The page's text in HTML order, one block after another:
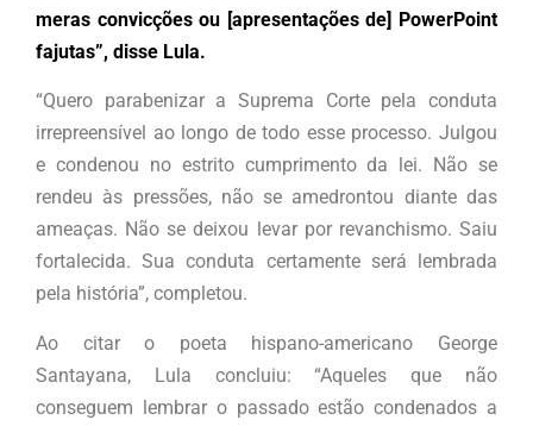
meras convicções ou [apresentações de] PowerPoint
fajutas”, disse Lula.
“Quero parabenizar a Suprema Corte pela conduta
irrepreensível ao longo de todo esse processo. Julgou
e condenou no estrito cumprimento da lei. Não se
rendeu às pressões, não se amedrontou diante das
ameaças. Não se deixou levar por revanchismo. Saiu
fortalecida. Sua conduta certamente será lembrada
pela história”, completou.
Ao citar o poeta hispano-americano George
Santayana, Lula concluiu: “Aqueles que não
conseguem lembrar o passado estão condenados a